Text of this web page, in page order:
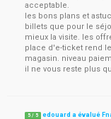
acceptable.
les bons plans et
billets que pour le
mieux la visite. les
place d'e-ticket rend
magasin. niveau
il ne vous reste plus
5 / 5 edouard a évalué